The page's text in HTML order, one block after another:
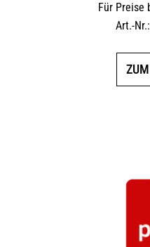
Für Preise
Art.-